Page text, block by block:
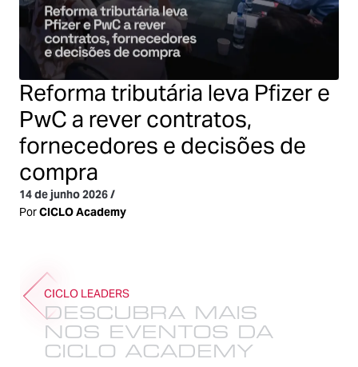
Reforma tributária leva Pfizer e
PwC a rever contratos,
fornecedores e decisões de
compra
14 de junho 2026/
PorCICLO Academy
CICLO LEADERS
DESCUBRA MAIS
NOS EVENTOS DA
CICLO ACADEMY